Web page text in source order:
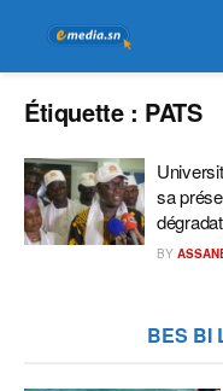
Étiquette : PATS
sa
BY
BES BI